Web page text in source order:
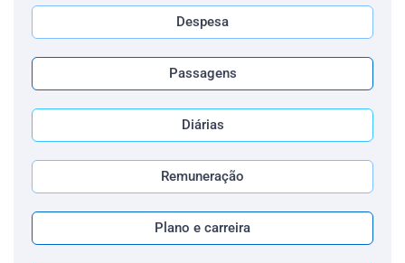
Despesa
Passagens
Diárias
Remuneração
Plano e carreira